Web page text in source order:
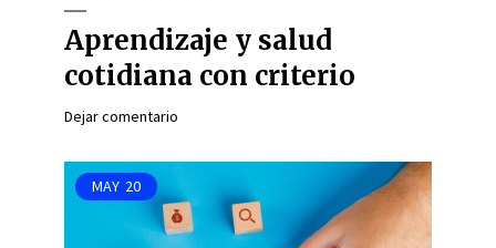
Aprendizaje y salud
cotidiana con criterio
Dejar comentario
MAY 20